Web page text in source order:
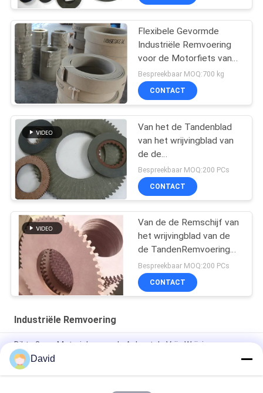
Flexibele Gevormde
Industriële Remvoering
voor de Motorfiets van
de Lichte
Vrachtwagenbestelwagen
Bespreekbaar MOQ:700 kg
CONTACT
Van het de Tandenblad
van het wrijvingblad van
de de
TandenRemvoering van
de de Tandenschijf de
Voering van de de
Bespreekbaar MOQ:200 PCs
CONTACT
Van de de Remschijf van
het wrijvingblad van de
de TandenRemvoering
van de de Tandenschijf
de Voering van de de
Tandenwrijving
Bespreekbaar MOQ:200 PCs
CONTACT
Industriële Remvoering
Dikte 3mm Materialen van de Asbest de Vrije Wrijving
Van de de Machineolie van de machtspers de Weerstands
Industriële Remvoering
David